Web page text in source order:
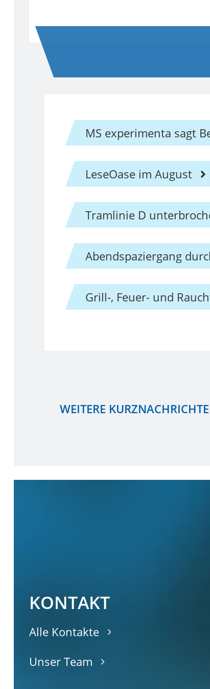
MS experimenta sagt
LeseOase im August
Tramlinie D
Abendspaziergang
Grill-, Feuer- und
WEITERE
KONTAKT
Alle Kontakte
Unser Team